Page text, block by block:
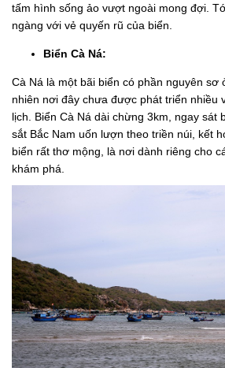
tấm hình sống ảo vượt ngoài mong đợi.
ngàng với vẻ quyến rũ của biển.
Biển Cà Ná:
Cà Ná là một bãi biển có phần nguyên sơ
nhiên nơi đây chưa được phát triển nhiều
lịch. Biển Cà Ná dài chừng 3km, ngay sát
sắt Bắc Nam uốn lượn theo triền núi, kết
biển rất thơ mộng, là nơi dành riêng cho
khám phá.